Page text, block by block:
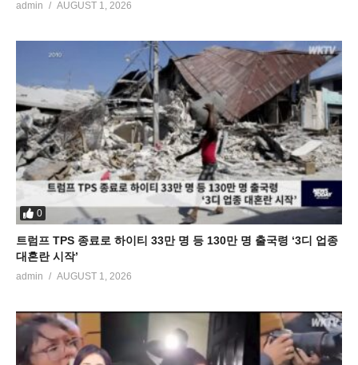
admin AUGUST 1, 2026
0
트럼프 TPS 종료로 하이티 33만 명 등 130만 명 출국령 ‘3디 업종
대혼란 시작’
admin AUGUST 1, 2026